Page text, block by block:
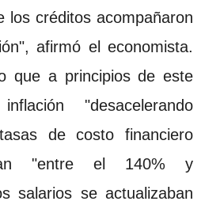
los créditos acompañaron
afirmó el economista.
que a principios de este
"desacelerando
de costo financiero
"entre el 140% y
salarios se actualizaban